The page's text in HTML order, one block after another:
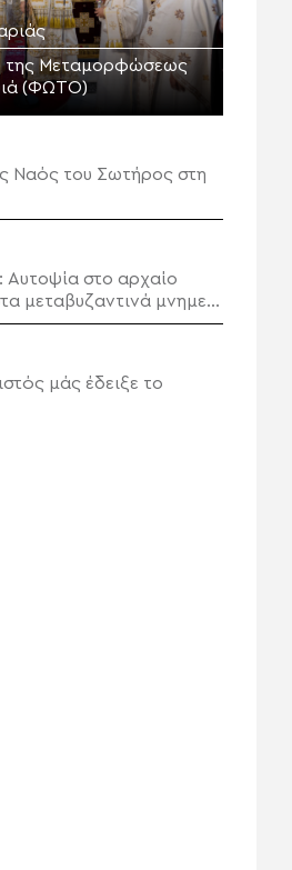
της Μεταμορφώσεως
(ΦΩΤΟ)
Ναός του Σωτήρος στη
Αυτοψία στο αρχαίο
μεταβυζαντινά μνημεία
μάς έδειξε το